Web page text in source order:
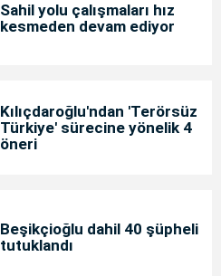
Sahil yolu çalışmaları hız
kesmeden devam ediyor
Kılıçdaroğlu'ndan 'Terörsüz
Türkiye' sürecine yönelik 4
öneri
Beşikçioğlu dahil 40 şüpheli
tutuklandı